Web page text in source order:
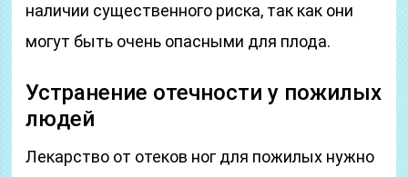
наличии существенного риска, так как они
могут быть очень опасными для плода.
Устранение отечности у пожилых
людей
Лекарство от отеков ног для пожилых нужно